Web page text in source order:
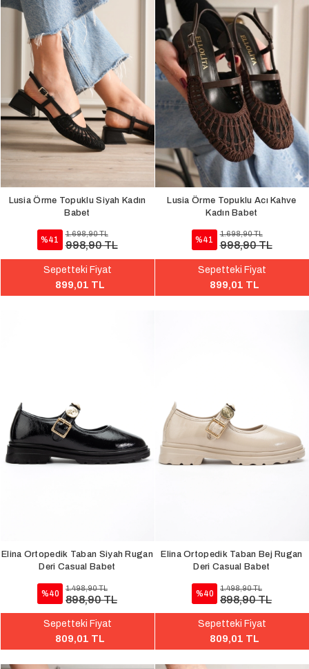
Lusia Örme Topuklu Siyah Kadın
Babet
%41
1.698,90 TL
998,90 TL
Sepetteki Fiyat
899,01 TL
Lusia Örme Topuklu Acı Kahve
Kadın Babet
%41
1.698,90 TL
998,90 TL
Sepetteki Fiyat
899,01 TL
Elina Ortopedik Taban Siyah Rugan
Deri Casual Babet
%40
1.498,90 TL
898,90 TL
Sepetteki Fiyat
809,01 TL
Elina Ortopedik Taban Bej Rugan
Deri Casual Babet
%40
1.498,90 TL
898,90 TL
Sepetteki Fiyat
809,01 TL